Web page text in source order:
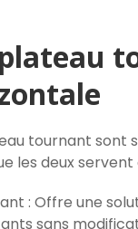
tournant sont
les deux
: Offre une
sans